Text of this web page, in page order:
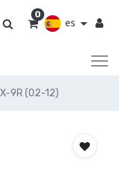
es
0
9R (02-12)